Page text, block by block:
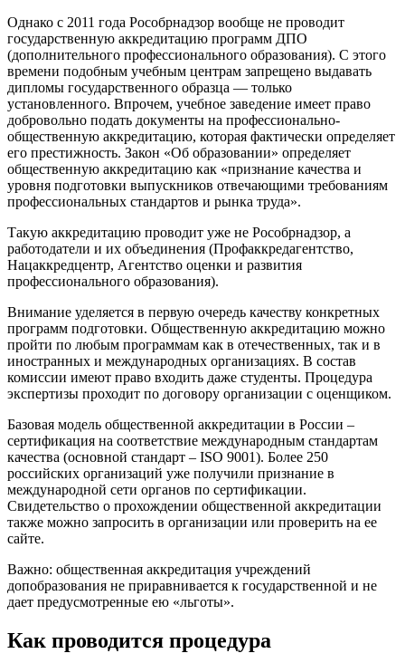
Однако с 2011 года Рособрнадзор вообще не проводит
государственную аккредитацию программ ДПО
(дополнительного профессионального образования). С этого
времени подобным учебным центрам запрещено выдавать
дипломы государственного образца — только
установленного. Впрочем, учебное заведение имеет право
добровольно подать документы на профессионально-
общественную аккредитацию, которая фактически определяет
его престижность. Закон «Об образовании» определяет
общественную аккредитацию как «признание качества и
уровня подготовки выпускников отвечающими требованиям
профессиональных стандартов и рынка труда».
Такую аккредитацию проводит уже не Рособрнадзор, а
работодатели и их объединения (Профаккредагентство,
Нацаккредцентр, Агентство оценки и развития
профессионального образования).
Внимание уделяется в первую очередь качеству конкретных
программ подготовки. Общественную аккредитацию можно
пройти по любым программам как в отечественных, так и в
иностранных и международных организациях. В состав
комиссии имеют право входить даже студенты. Процедура
экспертизы проходит по договору организации с оценщиком.
Базовая модель общественной аккредитации в России –
сертификация на соответствие международным стандартам
качества (основной стандарт – ISO 9001). Более 250
российских организаций уже получили признание в
международной сети органов по сертификации.
Свидетельство о прохождении общественной аккредитации
также можно запросить в организации или проверить на ее
сайте.
Важно: общественная аккредитация учреждений
допобразования не приравнивается к государственной и не
дает предусмотренные ею «льготы».
Как проводится процедура